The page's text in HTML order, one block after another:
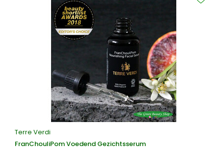
Terre Verdi
FranChouliPom Voedend Gezichtsserum